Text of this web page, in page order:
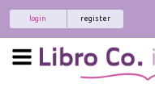
register
login